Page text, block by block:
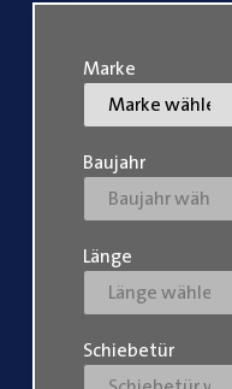
Marke
Baujahr
Länge
Schiebetür